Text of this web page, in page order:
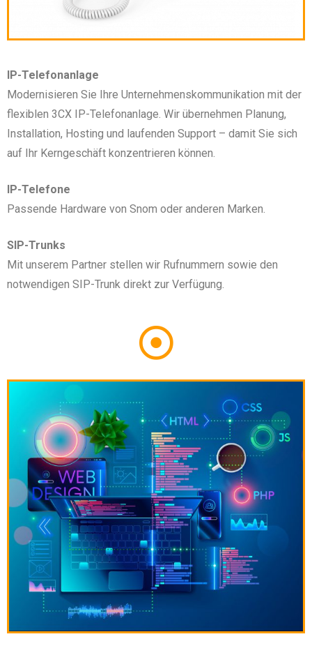
IP-Telefonanlage
Modernisieren Sie Ihre Unternehmenskommunikation mit der
flexiblen 3CX IP-Telefonanlage. Wir übernehmen Planung,
Installation, Hosting und laufenden Support – damit Sie sich
auf Ihr Kerngeschäft konzentrieren können.
IP-Telefone
Passende Hardware von Snom oder anderen Marken.
SIP-Trunks
Mit unserem Partner stellen wir Rufnummern sowie den
notwendigen SIP-Trunk direkt zur Verfügung.